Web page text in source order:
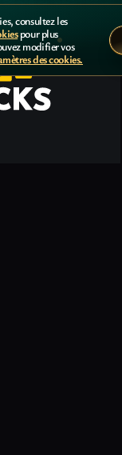
consultez les
pour plus
modifier vos
des cookies.